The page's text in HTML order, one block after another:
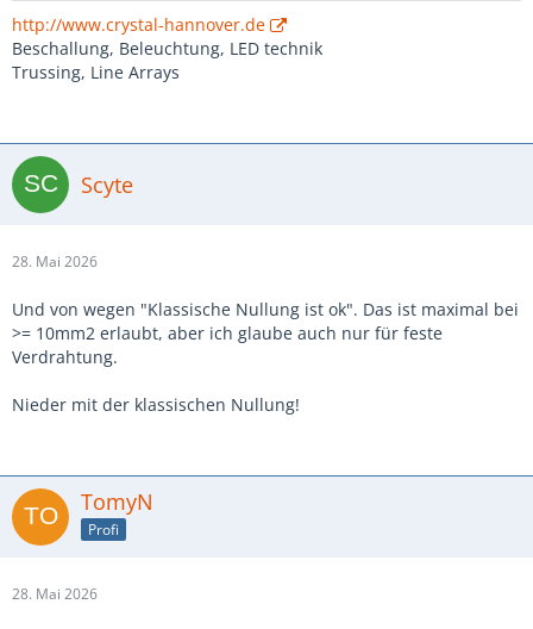
http://www.crystal-hannover.de
Beschallung, Beleuchtung, LED technik
Trussing, Line Arrays
Scyte
28. Mai 2026
Und von wegen "Klassische Nullung ist ok". Das ist maximal bei
>= 10mm2 erlaubt, aber ich glaube auch nur für feste
Verdrahtung.
Nieder mit der klassischen Nullung!
TomyN
Profi
28. Mai 2026